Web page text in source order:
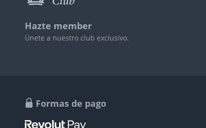
Hazte member
Únete a nuestro club exclusivo.
Formas de pago